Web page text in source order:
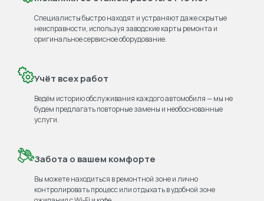
Специалисты быстро находят и устраняют даже скрытые
неисправности, используя заводские карты ремонта и
оригинальное сервисное оборудование.
Учёт всех работ
Ведём историю обслуживания каждого автомобиля — мы не
будем предлагать повторные замены и необоснованные
услуги.
Забота о вашем комфорте
Вы можете находиться в ремонтной зоне и лично
контролировать процесс или отдыхать в удобной зоне